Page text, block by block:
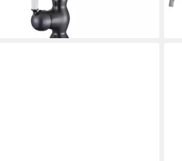
lieferbar - in 5-6 Werktagen bei dir